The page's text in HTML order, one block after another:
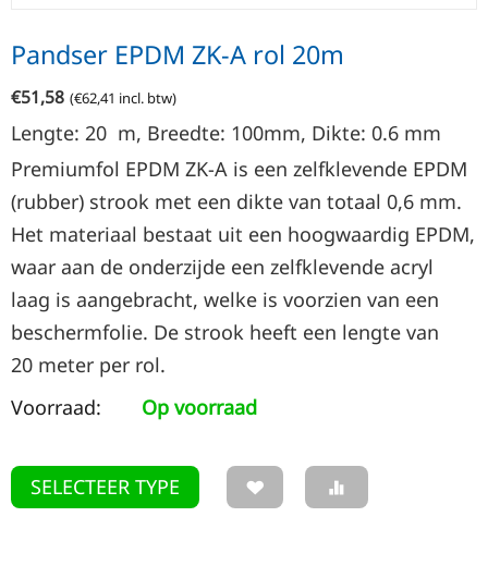
Pandser EPDM ZK-A rol 20m
€51,58 (€62,41 incl. btw)
Lengte: 20 m, Breedte: 100mm, Dikte: 0.6 mm
Premiumfol EPDM ZK-A is een zelfklevende EPDM
(rubber) strook met een dikte van totaal 0,6 mm.
Het materiaal bestaat uit een hoogwaardig EPDM,
waar aan de onderzijde een zelfklevende acryl
laag is aangebracht, welke is voorzien van een
beschermfolie. De strook heeft een lengte van
20 meter per rol.
Voorraad:
Op voorraad
SELECTEER TYPE